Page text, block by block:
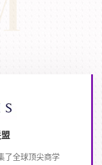
了全球顶尖商学